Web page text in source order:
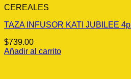
CEREALES
TAZA INFUSOR KATI JUBILEE
$739.00
Añadir al carrito